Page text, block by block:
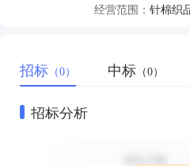
经营范围：
招标 （0） 中标 （0）
招标分析